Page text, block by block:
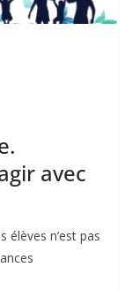
avec
élèves n’est pas